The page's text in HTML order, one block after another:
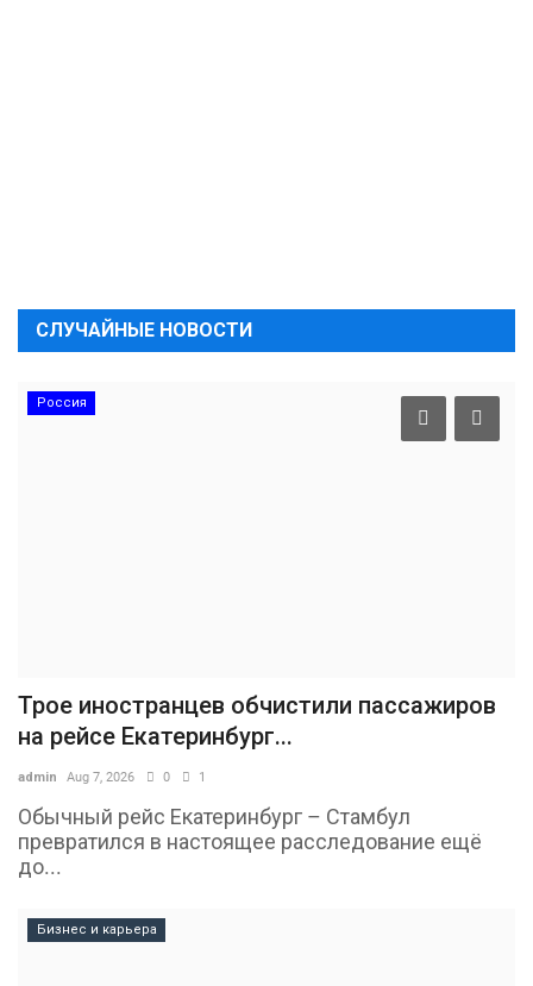
СЛУЧАЙНЫЕ НОВОСТИ
Россия
Трое иностранцев обчистили пассажиров
на рейсе Екатеринбург...
admin Aug 7, 2026 0 1
Обычный рейс Екатеринбург – Стамбул
превратился в настоящее расследование ещё
до...
Бизнес и карьера